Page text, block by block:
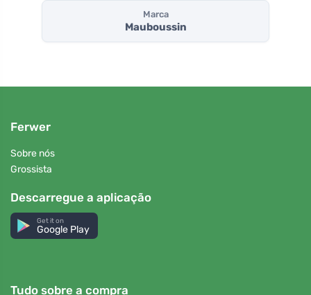
Marca
Mauboussin
Ferwer
Sobre nós
Grossista
Descarregue a aplicação
Get it on
Google Play
Tudo sobre a compra